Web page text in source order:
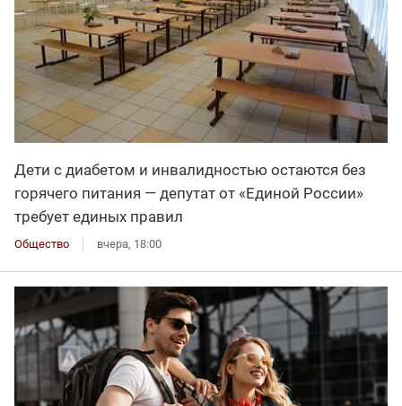
Дети с диабетом и инвалидностью остаются без
горячего питания — депутат от «Единой России»
требует единых правил
Общество вчера, 18:00